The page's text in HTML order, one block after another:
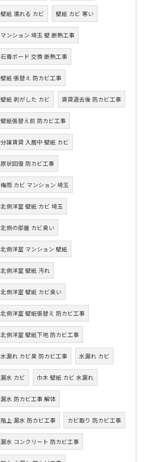
壁紙 濡れる カビ 壁紙 カビ 寒い
マンション 埼玉 壁 断熱工事
石膏ボード 交換 断熱工事
壁紙 張替え 防カビ工事
壁紙 剥がした カビ 賃貸退去後 防カビ工事
壁紙張替え前 防カビ工事
分譲賃貸 入居中 壁紙 カビ
原状回復 防カビ工事
梅雨 カビ マンション 埼玉
北側洋室 壁紙 カビ 埼玉
北側の部屋 カビ臭い
北側洋室 マンション 壁紙
北側洋室 壁紙 汚れ
北側洋室 壁紙 カビ臭い
北側洋室 壁紙張替え 防カビ工事
北側洋室 壁紙下地 防カビ工事
水漏れ カビ臭 防カビ工事 水漏れ カビ
漏水 カビ 巾木 壁紙 カビ 水漏れ
漏水 防カビ工事 解体
階上 漏水 防カビ工事 カビ取り 防カビ工事
漏水 コンクリート 防カビ工事